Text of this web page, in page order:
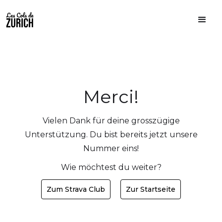
Merci!
Vielen Dank für deine grosszügige
Unterstützung. Du bist bereits jetzt unsere
Nummer eins!
Wie möchtest du weiter?
Zum Strava Club Zur Startseite